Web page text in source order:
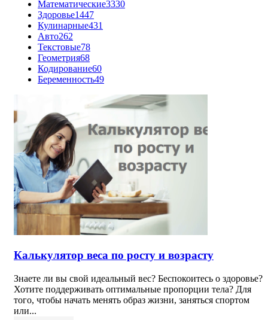
Математические3330
Здоровье1447
Кулинарные431
Авто262
Текстовые78
Геометрия68
Кодирование60
Беременность49
Калькулятор веса по росту и возрасту
Знаете ли вы свой идеальный вес? Беспокоитесь о здоровье?
Хотите поддерживать оптимальные пропорции тела? Для
того, чтобы начать менять образ жизни, заняться спортом
или...